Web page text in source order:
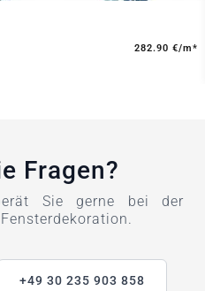
282.90 €/m*
Fragen?
Sie gerne bei der
+49 30 235 903 858